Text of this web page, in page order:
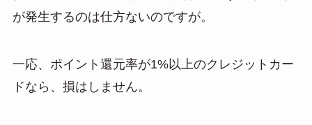
が発生するのは仕方ないのですが。
一応、ポイント還元率が1%以上のクレジットカー
ドなら、損はしません。